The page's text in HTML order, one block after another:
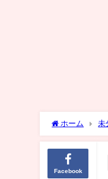
ホーム 未
Facebook